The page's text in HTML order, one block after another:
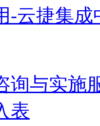
-云捷集成
询与实施
表